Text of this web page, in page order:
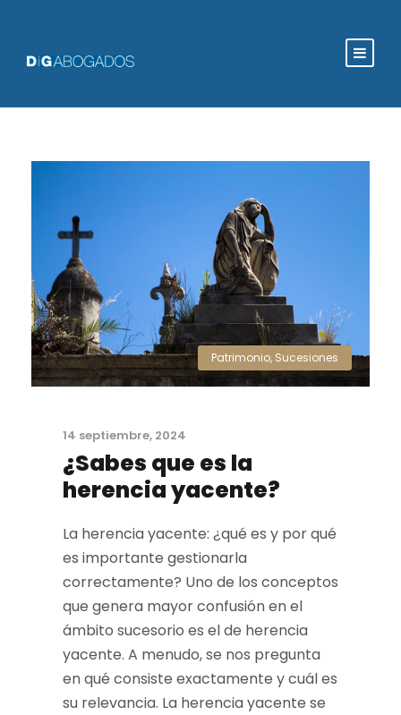
Patrimonio, Sucesiones
14 septiembre, 2024
¿Sabes que es la
herencia yacente?
La herencia yacente: ¿qué es y por qué
es importante gestionarla
correctamente? Uno de los conceptos
que genera mayor confusión en el
ámbito sucesorio es el de herencia
yacente. A menudo, se nos pregunta
en qué consiste exactamente y cuál es
su relevancia. La herencia yacente se